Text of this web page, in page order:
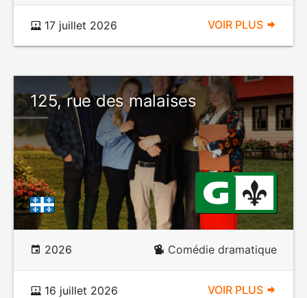
17 juillet 2026 VOIR PLUS
125, rue des malaises
2026 Comédie dramatique
16 juillet 2026 VOIR PLUS